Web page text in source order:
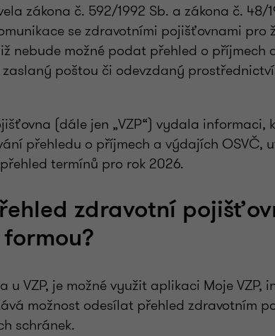
zákona č. 592/1992 Sb. a zákona č. 48/
se zdravotními pojišťovnami pro
nebude možné podat přehled o příjmech
poštou či odevzdaný
(dále jen „VZP“) vydala informaci,
přehledu o příjmech a výdajích OSVČ,
termínů pro rok 2026.
zdravotní
u VZP, je možné využit aplikaci Moje VZP,
možnost odesílat přehled zdravotním
schránek.